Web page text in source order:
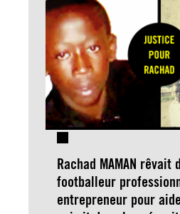
Rachad MAMAN rêvait
footballeur
entrepreneur pour